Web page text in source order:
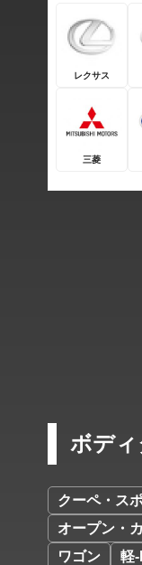
レクサス
三菱
ボデ
クーペ・ス
オープン・
ワゴン
軽